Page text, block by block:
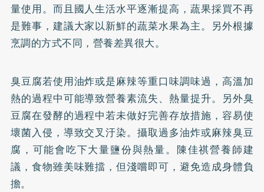
量使用。而且國人生活水平逐漸提高，蔬果採買不再
是難事，建議大家以新鮮的蔬菜水果為主。另外根據
烹調的方式不同，營養差異很大。
臭豆腐若使用油炸或是麻辣等重口味調味過，高溫加
熱的過程中可能導致營養素流失、熱量提升。另外臭
豆腐在發酵的過程中若未做好完善存放措施，容易使
壞菌入侵，導致交叉汙染。攝取過多油炸或麻辣臭豆
腐，可能會吃下大量鹽份與熱量。陳佳祺營養師建
議，食物雖美味難擋，但淺嚐即可，避免造成身體負
擔。